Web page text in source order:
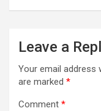
Leave a
Your email address
are marked *
Comment *